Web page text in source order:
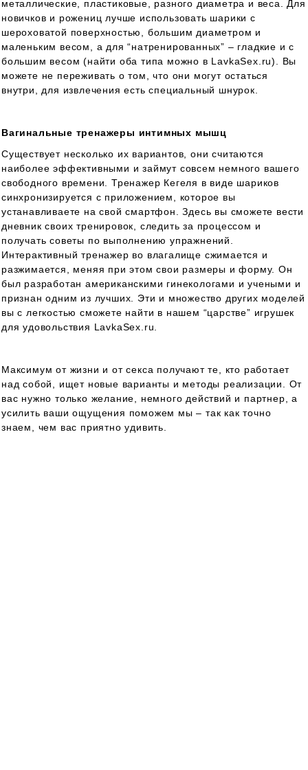
металлические, пластиковые, разного диаметра и веса. Для
новичков и рожениц лучше использовать шарики с
шероховатой поверхностью, большим диаметром и
маленьким весом, а для “натренированных” – гладкие и с
большим весом (найти оба типа можно в LavkaSex.ru). Вы
можете не переживать о том, что они могут остаться
внутри, для извлечения есть специальный шнурок.
Вагинальные тренажеры интимных мышц
Существует несколько их вариантов, они считаются
наиболее эффективными и займут совсем немного вашего
свободного времени. Тренажер Кегеля в виде шариков
синхронизируется с приложением, которое вы
устанавливаете на свой смартфон. Здесь вы сможете вести
дневник своих тренировок, следить за процессом и
получать советы по выполнению упражнений.
Интерактивный тренажер во влагалище сжимается и
разжимается, меняя при этом свои размеры и форму. Он
был разработан американскими гинекологами и учеными и
признан одним из лучших. Эти и множество других моделей
вы с легкостью сможете найти в нашем “царстве” игрушек
для удовольствия LavkaSex.ru.
Максимум от жизни и от секса получают те, кто работает
над собой, ищет новые варианты и методы реализации. От
вас нужно только желание, немного действий и партнер, а
усилить ваши ощущения поможем мы – так как точно
знаем, чем вас приятно удивить.